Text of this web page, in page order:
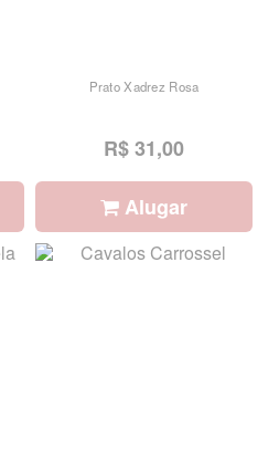
Prato Xadrez Rosa
R$ 31,00
Alugar